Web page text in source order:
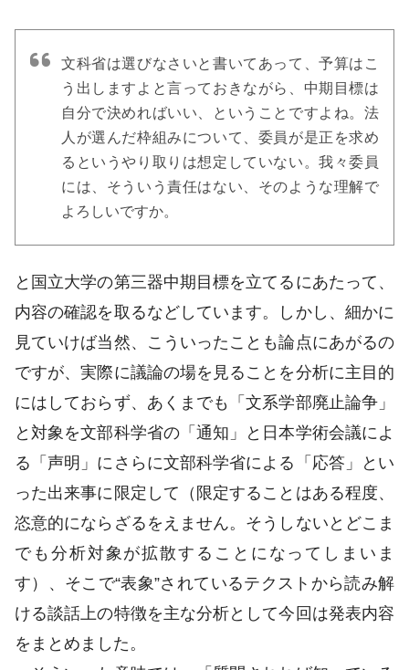
文科省は選びなさいと書いてあって、予算はこ
う出しますよと言っておきながら、中期目標は
自分で決めればいい、ということですよね。法
人が選んだ枠組みについて、委員が是正を求め
るというやり取りは想定していない。我々委員
には、そういう責任はない、そのような理解で
よろしいですか。
と国立大学の第三器中期目標を立てるにあたって、
内容の確認を取るなどしています。しかし、細かに
見ていけば当然、こういったことも論点にあがるの
ですが、実際に議論の場を見ることを分析に主目的
にはしておらず、あくまでも「文系学部廃止論争」
と対象を文部科学省の「通知」と日本学術会議によ
る「声明」にさらに文部科学省による「応答」とい
った出来事に限定して（限定することはある程度、
恣意的にならざるをえません。そうしないとどこま
でも分析対象が拡散することになってしまいま
す）、そこで“表象”されているテクストから読み解
ける談話上の特徴を主な分析として今回は発表内容
をまとめました。